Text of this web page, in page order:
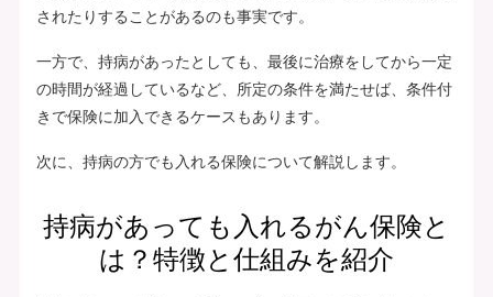
されたりすることがあるのも事実です。
一方で、持病があったとしても、最後に治療をしてから一定
の時間が経過しているなど、所定の条件を満たせば、条件付
きで保険に加入できるケースもあります。
次に、持病の方でも入れる保険について解説します。
持病があっても入れるがん保険と
は？特徴と仕組みを紹介